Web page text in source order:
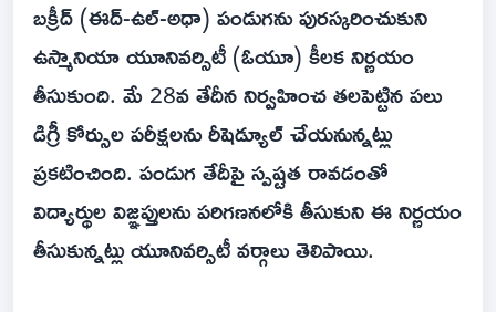
బక్రీద్ (ఈద్-ఉల్-అధా) పండుగను పురస్కరించుకుని
ఉస్మానియా యూనివర్సిటీ (ఓయూ) కీలక నిర్ణయం
తీసుకుంది. మే 28వ తేదీన నిర్వహించ తలపెట్టిన పలు
డిగ్రీ కోర్సుల పరీక్షలను రీషెడ్యూల్ చేయ‌నున్న‌ట్లు
ప్ర‌క‌టించింది. పండుగ తేదీపై స్పష్టత రావడంతో
విద్యార్థుల విజ్ఞప్తులను పరిగణనలోకి తీసుకుని ఈ నిర్ణయం
తీసుకున్నట్లు యూనివర్సిటీ వర్గాలు తెలిపాయి.